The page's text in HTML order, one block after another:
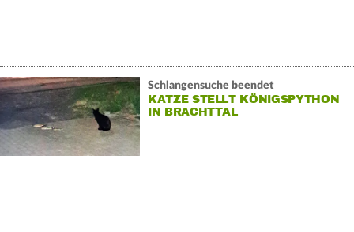
Schlangensuche beendet
KATZE STELLT KÖNIGSPYTHON
IN BRACHTTAL